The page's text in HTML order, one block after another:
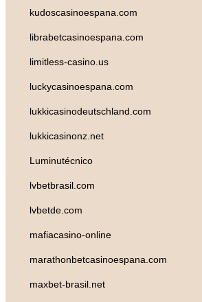
kudoscasinoespana.com
librabetcasinoespana.com
limitless-casino.us
luckycasinoespana.com
lukkicasinodeutschland.com
lukkicasinonz.net
Luminutécnico
lvbetbrasil.com
lvbetde.com
mafiacasino-online
marathonbetcasinoespana.com
maxbet-brasil.net